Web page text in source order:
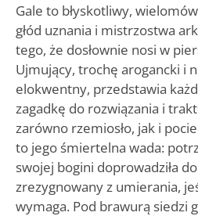
Gale to błyskotliwy,
głód uznania i mistrzostwa
tego, że dosłownie nosi w
Ujmujący, trochę arogancki i
elokwentny, przedstawia
zagadkę do rozwiązania i
zarówno rzemiosło, jak i
to jego śmiertelna wada:
swojej bogini doprowadziła
zrezygnowany z umierania,
wymaga. Pod brawurą siedzi